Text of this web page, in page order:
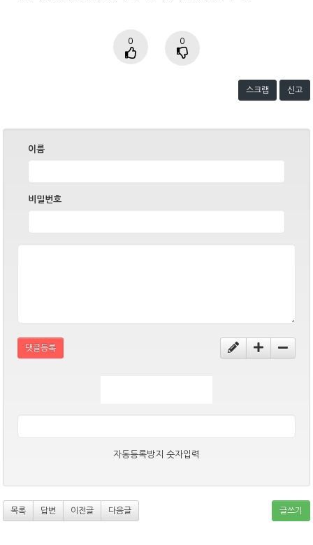
0 0
스크랩 신고
이름
비밀번호
댓글등록
자동등록방지 숫자입력
목록 답변 이전글 다음글 글쓰기